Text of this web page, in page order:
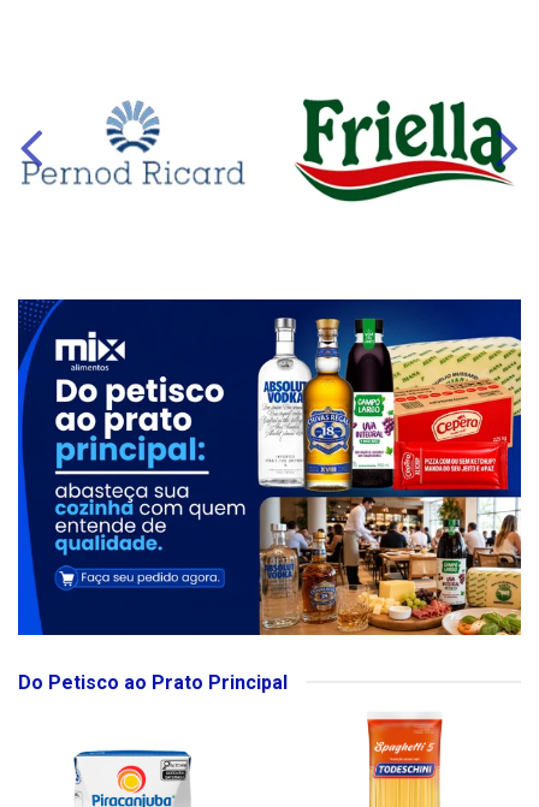
Do Petisco ao Prato Principal